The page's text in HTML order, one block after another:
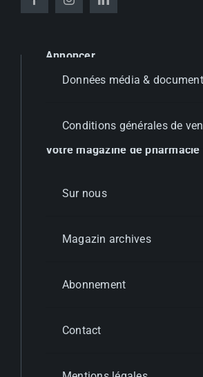
Annoncer
Données média &
Conditions générales de
Votre magazine de pharmacie
Sur nous
Magazin archives
Abonnement
Contact